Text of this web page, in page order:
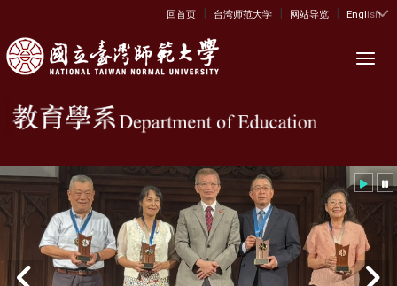
:::
回首页 | 台湾师范大学 | 网站导览 | English